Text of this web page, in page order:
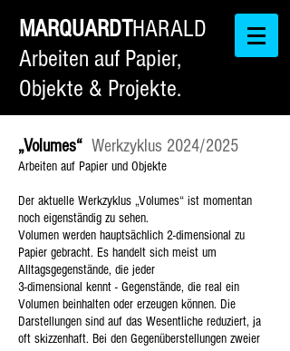
MARQUARDTHARALD
Arbeiten auf Papier,
Objekte & Projekte.
„Volumes“ Werkzyklus 2024/2025
Arbeiten auf Papier und Objekte
Der aktuelle Werkzyklus „Volumes“ ist momentan
noch eigenständig zu sehen.
Volumen werden hauptsächlich 2-dimensional zu
Papier gebracht. Es handelt sich meist um
Alltagsgegenstände, die jeder
3-dimensional kennt - Gegenstände, die real ein
Volumen beinhalten oder erzeugen können. Die
Darstellungen sind auf das Wesentliche reduziert, ja
oft skizzenhaft. Bei den Gegenüberstellungen zweier